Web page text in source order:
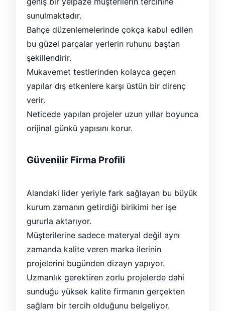
sunulmaktadır.
Bahçe düzenlemelerinde çokça kabul edilen
bu güzel parçalar yerlerin ruhunu baştan
şekillendirir.
Mukavemet testlerinden kolayca geçen
yapılar dış etkenlere karşı üstün bir direnç
verir.
Neticede yapılan projeler uzun yıllar boyunca
orijinal günkü yapısını korur.
Güvenilir Firma Profili
Alandaki lider yeriyle fark sağlayan bu büyük
kurum zamanın getirdiği birikimi her işe
gururla aktarıyor.
Müşterilerine sadece materyal değil aynı
zamanda kalite veren marka ilerinin
projelerini bugünden dizayn yapıyor.
Uzmanlık gerektiren zorlu projelerde dahi
sunduğu yüksek kalite firmanın gerçekten
sağlam bir tercih olduğunu belgeliyor.